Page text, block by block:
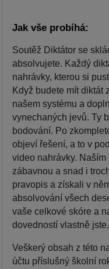
Jak vše probíhá:
Soutěž Diktátor se
absolvujete. Každý
nahrávky, kterou si
Když budete mít diktát
našem systému a
vynechaných jevů. Ty
bodování. Po
objeví řešení, a to v
video nahrávky.
zábavnou a snad i
pravopis a získali v
absolvování všech
vaše celkové skóre a
dovedností vlastně jste.
Veškerý obsah z této
účtu příslušný školní